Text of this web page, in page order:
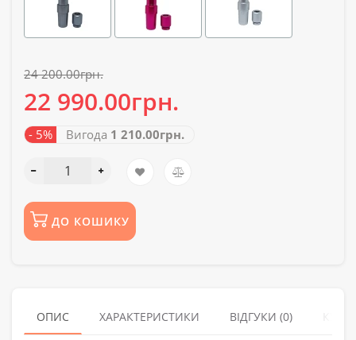
24 200.00грн.
22 990.00грн.
- 5% Вигода 1 210.00грн.
ДО КОШИКУ
ОПИС ХАРАКТЕРИСТИКИ ВІДГУКИ (0)